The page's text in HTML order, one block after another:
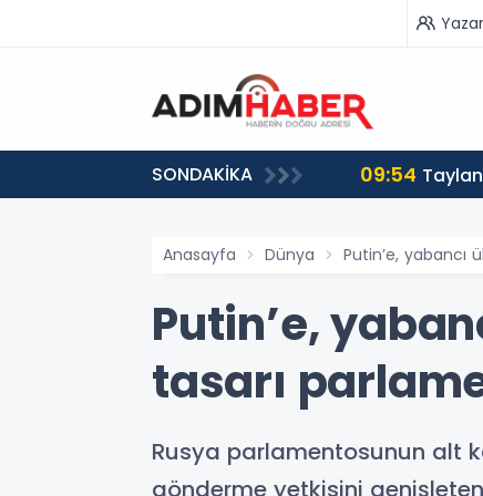
SONDAKİKA 09:54
Anasayfa Dünya Putin’e,
Putin’e,
tasarı
Rusya parlamentosunun alt
gönderme yetkisini